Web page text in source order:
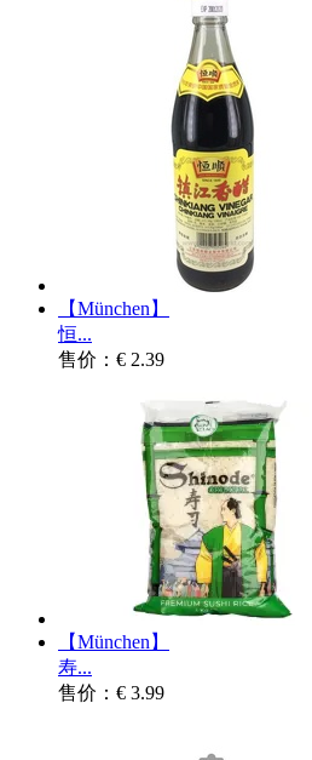
【München】
恒...
售价：€ 2.39
【München】
寿...
售价：€ 3.99